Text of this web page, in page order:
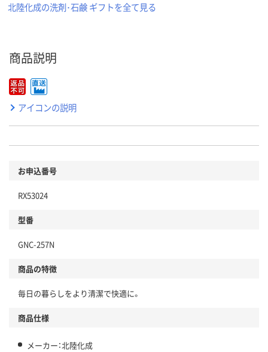
北陸化成の洗剤･石鹸 ギフトを全て見る
商品説明
アイコンの説明
お申込番号
RX53024
型番
GNC-257N
商品の特徴
毎日の暮らしをより清潔で快適に。
商品仕様
メーカー：北陸化成